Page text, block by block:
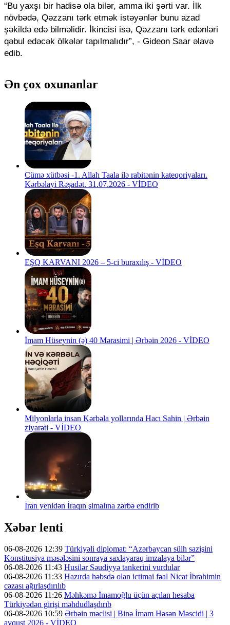
“Bu yaxşı bir hadisə ola bilər, amma iki şərti var. İlk
növbədə, Qəzzanı tərk etmək istəyənlər bunu azad
şəkildə edə bilməlidir. İkincisi isə, Qəzzanı tərk edənləri
qəbul edəcək ölkələr tapılmalıdır”, - Gideon Saar əlavə
edib.
Ən çox oxunanlar
Cümə xütbəsi -1. Allah Taala ilə rabitənin kateqoriyaları.
Kərbəlayi Rəşadət. 31.07.2026 - VİDEO
EŞQ KARVANI 2026 – 5-ci buraxılış - VİDEO
İmam Hüseynin (ə) 40 Mərasimi | Ərbəin 2026 - VİDEO
Milyonlarla insan Kərbəla yollarında Hacı Sahin | Ərbəin
ziyarəti - VİDEO
İran yenidən İraqın şimalına zərbə endirib
Xəbər lenti
06-08-2026 12:39 Türkiyəli diplomat: “Azərbaycan sülh sazişini
Konstitusiya məsələsini sonraya saxlayaraq imzalaya bilər”
06-08-2026 11:43 Husilər Səudiyyə tankerini vurdular
06-08-2026 11:33 Hazırda həbsdə olan ictimai fəal Nicat İbrahimin
cəzası ağırlaşdırılıb
06-08-2026 11:26 Məhkəmə İmamoğlu üçün açılan hesaba
Türkiyədən girişi məhdudlaşdırıb
06-08-2026 10:59 Ərbəin məclisi | Binə İmam Həsən Məscidi | 3
avqust 2026 - VİDEO